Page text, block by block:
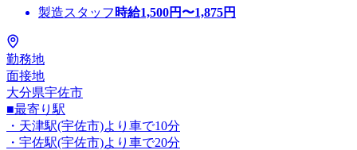
製造スタッフ 時給1,500円〜1,875円
勤務地
面接地
大分県宇佐市
■最寄り駅
・天津駅(宇佐市)より車で10分
・宇佐駅(宇佐市)より車で20分